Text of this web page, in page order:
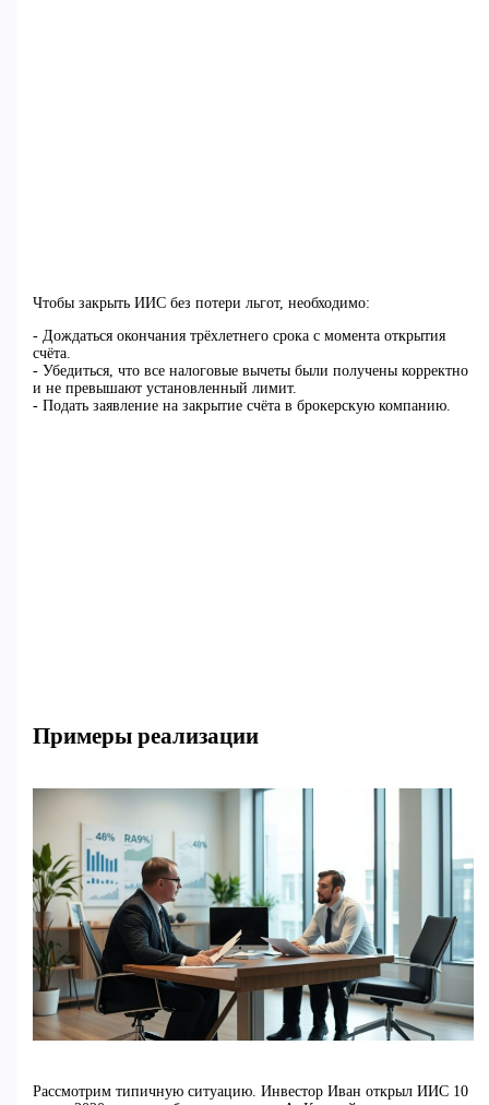
Чтобы закрыть ИИС без потери льгот, необходимо:
- Дождаться окончания трёхлетнего срока с момента открытия
счёта.
- Убедиться, что все налоговые вычеты были получены корректно
и не превышают установленный лимит.
- Подать заявление на закрытие счёта в брокерскую компанию.
Примеры реализации
Рассмотрим типичную ситуацию. Инвестор Иван открыл ИИС 10